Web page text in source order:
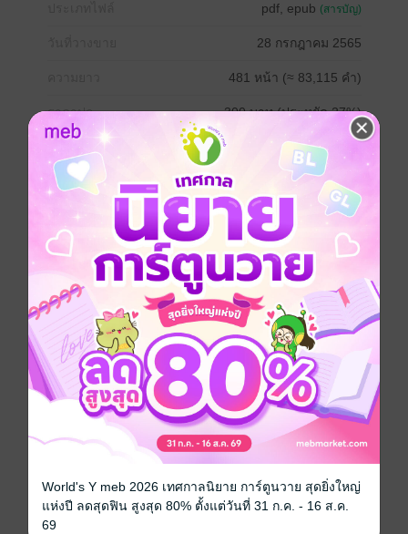
pdf, epub (สารบัญ)
28 กรกฎาคม 2565
481 หน้า (≈ 83,115 คำ)
ราคาปก 300 บาท (ประหยัด 27%)
เรื่องที่คุณน่าจะสนใจ
เขียนรีวิวและให้เรตติ้ง
หนังสือเล่มนี้เปิดให้แสดงความคิดเห็นได้เฉพาะ
ผู้ที่มีหนังสือฉบับเต็มเท่านั้น
รีวิวทั้งหมด
World's Y meb 2026 เทศกาลนิยาย การ์ตูนวาย สุดยิ่งใหญ่
แห่งปี ลดสุดฟิน สูงสุด 80% ตั้งแต่วันที่ 31 ก.ค. - 16 ส.ค.
69